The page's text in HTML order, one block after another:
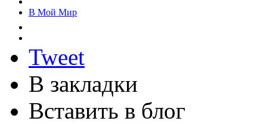
В Мой Мир
Tweet
В закладки
Вставить в блог